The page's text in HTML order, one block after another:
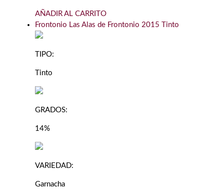
AÑADIR AL CARRITO
Frontonio Las Alas de Frontonio 2015 Tinto
TIPO:
Tinto
GRADOS:
14%
VARIEDAD:
Garnacha